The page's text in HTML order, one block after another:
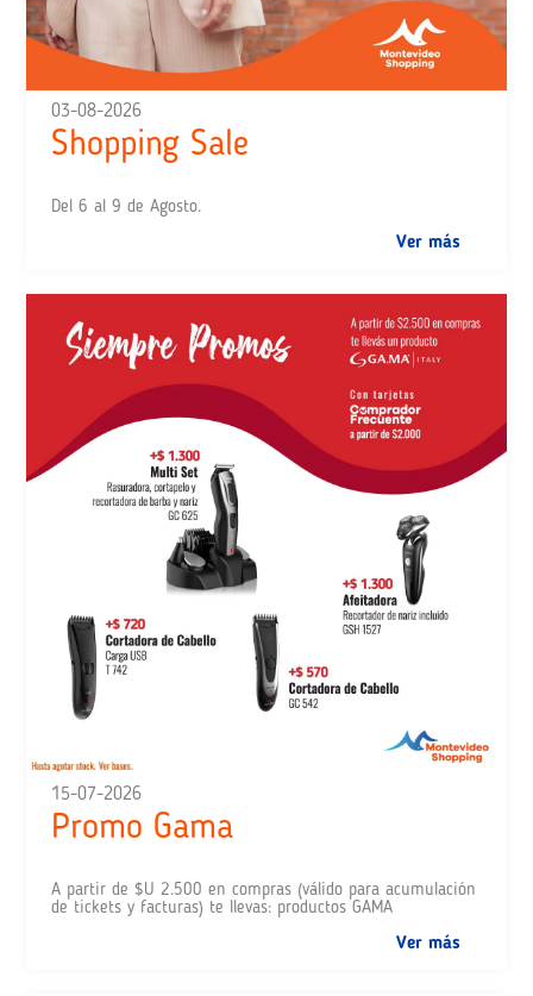
03-08-2026
Shopping Sale
Del 6 al 9 de Agosto.
Ver más
15-07-2026
Promo Gama
A partir de $U 2.500 en compras (válido para acumulación
de tickets y facturas) te llevas: productos GAMA
Ver más